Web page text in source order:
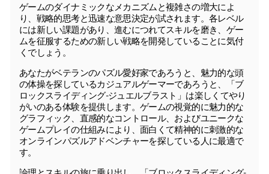
ゲームのダイナミックなメカニズムと複雑さの増大によ
り、戦略的思考と迅速な意思決定が試されます。各レベル
には新しい課題があり、進むにつれてスキルを磨き、ゲー
ムを征服するための新しい戦略を開発していることに気付
くでしょう。
あなたがベテランのパズル愛好家であろうと、魅力的な頭
の体操を探しているカジュアルゲーマーであろうと、「ブ
ロックスライディング-ジュエルブラスト」は楽しくてやり
がいのある体験を提供します。ゲームの視覚的に魅力的な
グラフィック、直感的なコントロール、およびユニークな
ゲームプレイの仕組みにより、面白くて精神的に刺激的な
オンラインパズルアドベンチャーを探している人に最適で
す。